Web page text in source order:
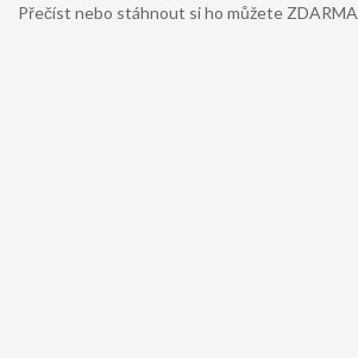
Přečíst nebo stáhnout si ho můžete ZDARMA